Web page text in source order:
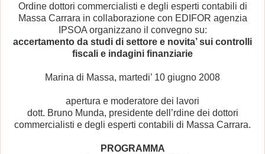
Ordine dottori commercialisti e degli esperti contabili di
Massa Carrara in collaborazione con EDIFOR agenzia
IPSOA organizzano il convegno su:
accertamento da studi di settore e novita’ sui controlli
fiscali e indagini finanziarie
Marina di Massa, martedi’ 10 giugno 2008
apertura e moderatore dei lavori
dott. Bruno Munda, presidente dell’rdine dei dottori
commercialisti e degli esperti contabili di Massa Carrara.
PROGRAMMA